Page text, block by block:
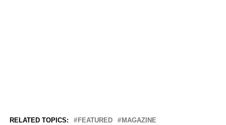
RELATED TOPICS: FEATURED MAGAZINE